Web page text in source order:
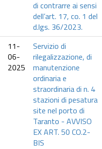
di contrarre ai sensi
dell’art. 17, co. 1 del
d.lgs. 36/2023.
11-
06-
2025
Servizio di
rilegalizzazione, di
manutenzione
ordinaria e
straordinaria di n. 4
stazioni di pesatura
site nel porto di
Taranto - AVVISO
EX ART. 50 CO.2-
BIS